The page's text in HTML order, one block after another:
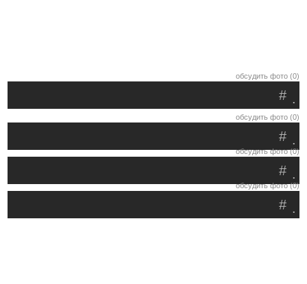
обсудить фото (0)
.
#
обсудить фото (0)
.
#
обсудить фото (0)
.
#
обсудить фото (0)
.
#